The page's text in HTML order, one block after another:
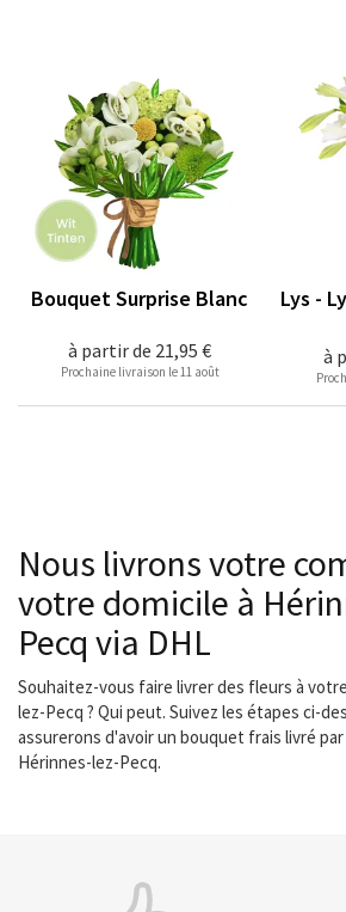
à partir de 21,95 €
Bouquet Surprise Blanc
Prochaine livraison le 11 août
à
Lys -
Nous livrons votre
votre domicile à
Pecq via DHL
Souhaitez-vous faire livrer des fleurs à
lez-Pecq ? Qui peut. Suivez les étapes ci-
assurerons d'avoir un bouquet frais livré
Hérinnes-lez-Pecq.